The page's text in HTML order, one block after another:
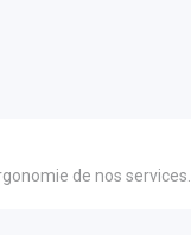
de nos services.